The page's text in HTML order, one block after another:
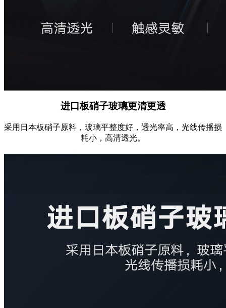
进口板硝子玻璃更清更透
采用日本板硝子原料，玻璃平整度好，透光率高，光线传播损
耗小，高清透光。